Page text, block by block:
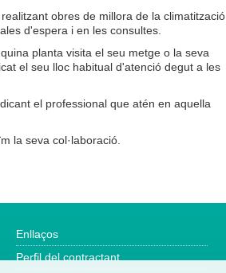
obres de millora de la climatització
d'espera i en les consultes.
planta visita el seu metge o la seva
el seu lloc habitual d'atenció degut a les
el professional que atén en aquella
la seva col·laboració.
Enllaços
Perfil del contractant